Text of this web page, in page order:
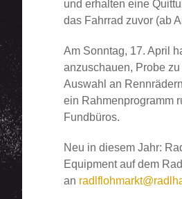
und erhalten eine
das Fahrrad zuvor (ab
Am Sonntag, 17. April
anzuschauen, Probe
Auswahl an
ein Rahmenprogramm
Fundbüros.
Neu in diesem Jahr:
Equipment auf dem
an